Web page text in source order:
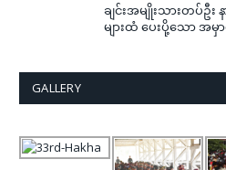
ချင်းအမျိုးသားတပ်ဦး
များထံ ပေးပို့သော အမှ
GALLERY